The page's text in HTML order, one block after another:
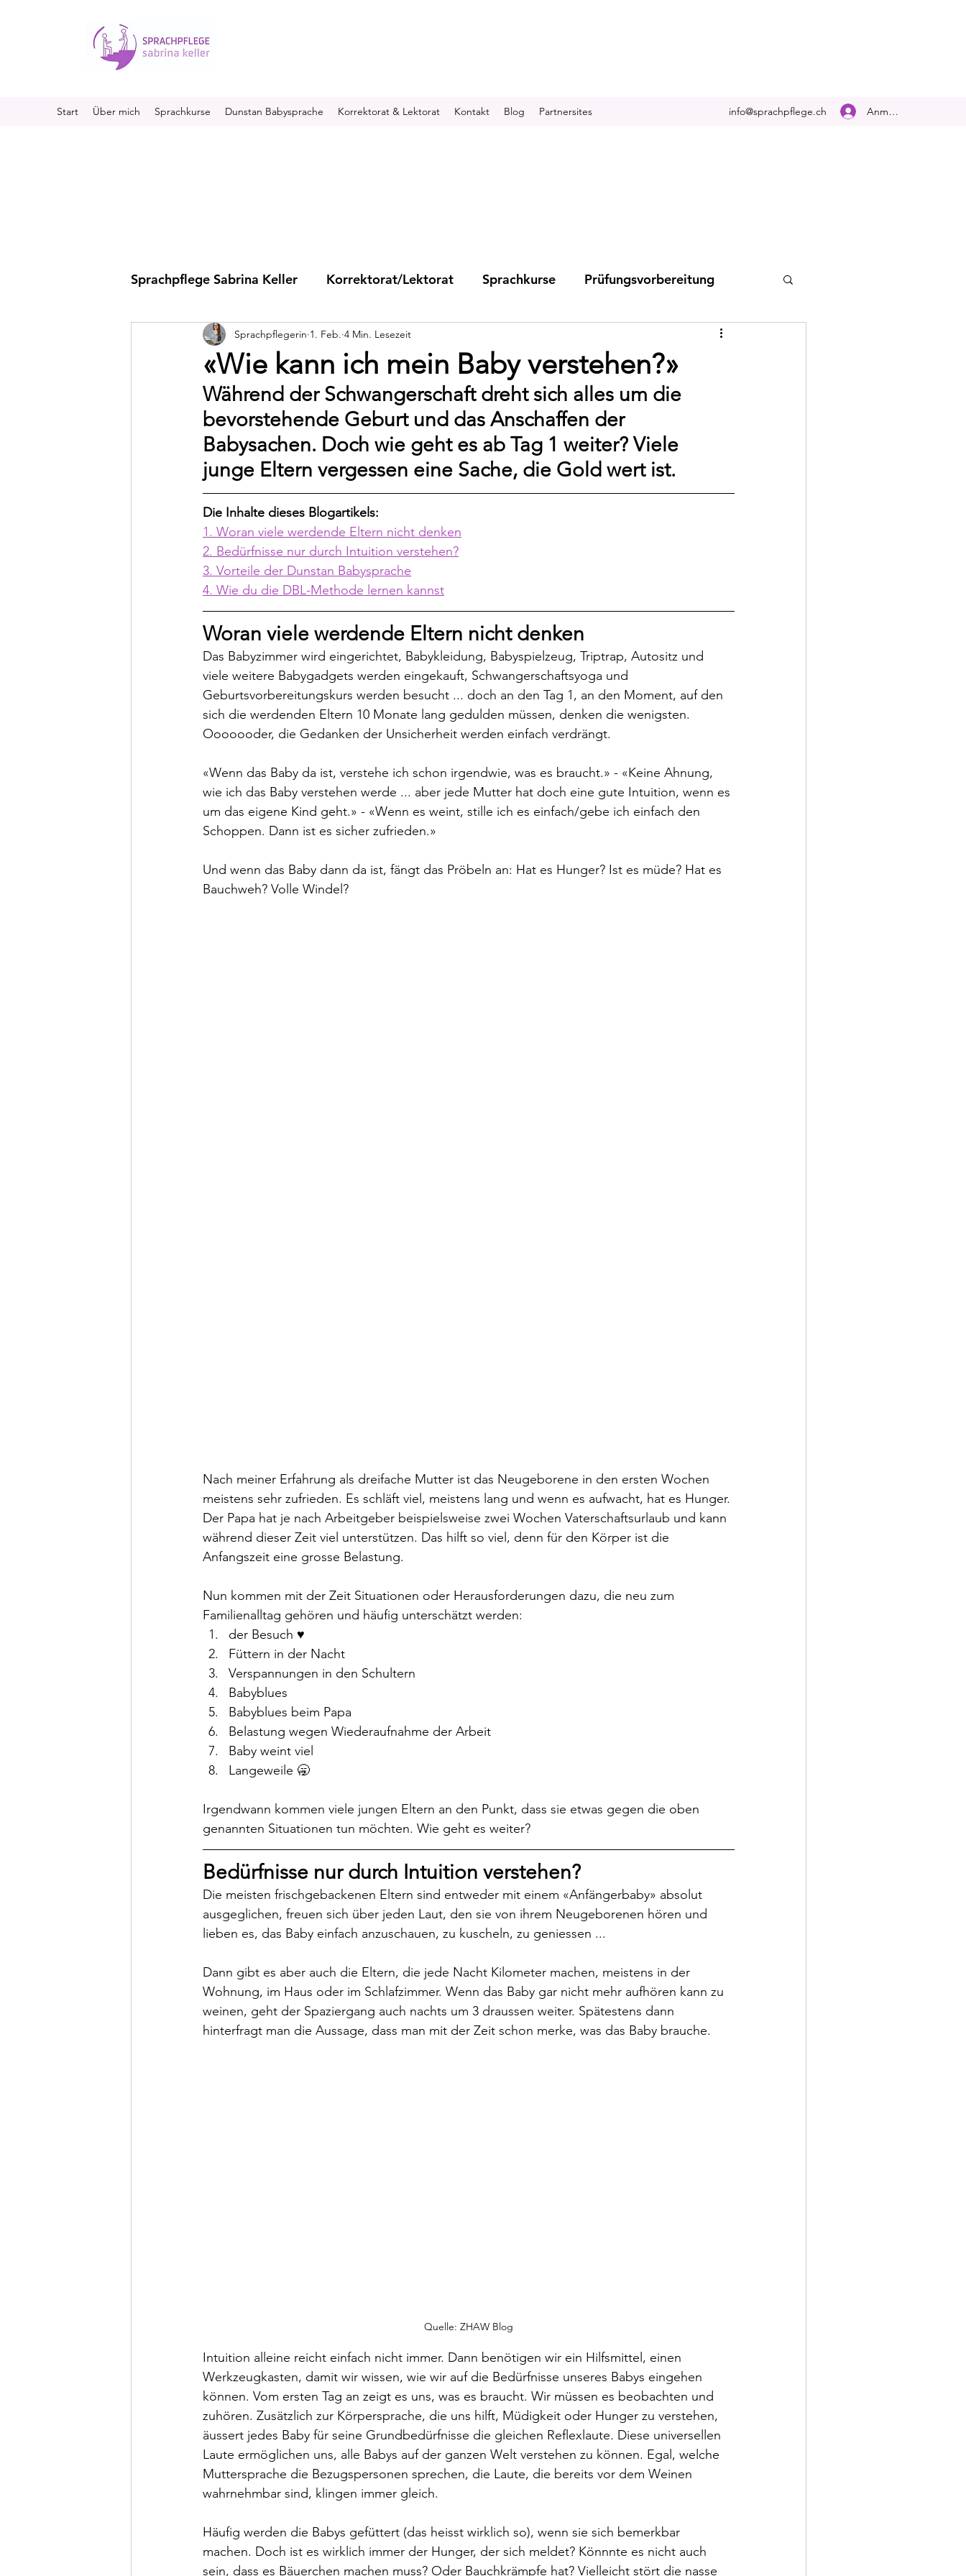
Start Über mich Sprachkurse Dunstan Babysprache Korrektorat & Lektorat Kontakt Blog Partnersites info@sprachpflege.ch Anmelden
Sprachpflege Sabrina Keller Korrektorat/Lektorat Sprachkurse Prüfungsvorbereitung
Dunstan Babysprache Persönliches
«Wie kann ich mein Baby verstehen?»
Sprachpflegerin 1. Feb. 4 Min. Lesezeit
Während der Schwangerschaft dreht sich alles um die
bevorstehende Geburt und das Anschaffen der
Babysachen. Doch wie geht es ab Tag 1 weiter? Viele
junge Eltern vergessen eine Sache, die Gold wert ist.
Die Inhalte dieses Blogartikels:
1. Woran viele werdende Eltern nicht denken
2. Bedürfnisse nur durch Intuition verstehen?
3. Vorteile der Dunstan Babysprache
4. Wie du die DBL-Methode lernen kannst
Woran viele werdende Eltern nicht denken
Das Babyzimmer wird eingerichtet, Babykleidung, Babyspielzeug, Triptrap, Autositz und
viele weitere Babygadgets werden eingekauft, Schwangerschaftsyoga und
Geburtsvorbereitungskurs werden besucht ... doch an den Tag 1, an den Moment, auf den
sich die werdenden Eltern 10 Monate lang gedulden müssen, denken die wenigsten.
Ooooooder, die Gedanken der Unsicherheit werden einfach verdrängt.
«Wenn das Baby da ist, verstehe ich schon irgendwie, was es braucht.» - «Keine Ahnung,
wie ich das Baby verstehen werde ... aber jede Mutter hat doch eine gute Intuition, wenn es
um das eigene Kind geht.» - «Wenn es weint, stille ich es einfach/gebe ich einfach den
Schoppen. Dann ist es sicher zufrieden.»
Und wenn das Baby dann da ist, fängt das Pröbeln an: Hat es Hunger? Ist es müde? Hat es
Bauchweh? Volle Windel?
Nach meiner Erfahrung als dreifache Mutter ist das Neugeborene in den ersten Wochen
meistens sehr zufrieden. Es schläft viel, meistens lang und wenn es aufwacht, hat es Hunger.
Der Papa hat je nach Arbeitgeber beispielsweise zwei Wochen Vaterschaftsurlaub und kann
während dieser Zeit viel unterstützen. Das hilft so viel, denn für den Körper ist die
Anfangszeit eine grosse Belastung.
Nun kommen mit der Zeit Situationen oder Herausforderungen dazu, die neu zum
Familienalltag gehören und häufig unterschätzt werden:
der Besuch ♥️
Füttern in der Nacht
Verspannungen in den Schultern
Babyblues
Babyblues beim Papa
Belastung wegen Wiederaufnahme der Arbeit
Baby weint viel
Langeweile 🥱
Irgendwann kommen viele jungen Eltern an den Punkt, dass sie etwas gegen die oben
genannten Situationen tun möchten. Wie geht es weiter?
Bedürfnisse nur durch Intuition verstehen?
Die meisten frischgebackenen Eltern sind entweder mit einem «Anfängerbaby» absolut
ausgeglichen, freuen sich über jeden Laut, den sie von ihrem Neugeborenen hören und
lieben es, das Baby einfach anzuschauen, zu kuscheln, zu geniessen ...
Dann gibt es aber auch die Eltern, die jede Nacht Kilometer machen, meistens in der
Wohnung, im Haus oder im Schlafzimmer. Wenn das Baby gar nicht mehr aufhören kann zu
weinen, geht der Spaziergang auch nachts um 3 draussen weiter. Spätestens dann
hinterfragt man die Aussage, dass man mit der Zeit schon merke, was das Baby brauche.
Quelle: ZHAW Blog
Intuition alleine reicht einfach nicht immer. Dann benötigen wir ein Hilfsmittel, einen
Werkzeugkasten, damit wir wissen, wie wir auf die Bedürfnisse unseres Babys eingehen
können. Vom ersten Tag an zeigt es uns, was es braucht. Wir müssen es beobachten und
zuhören. Zusätzlich zur Körpersprache, die uns hilft, Müdigkeit oder Hunger zu verstehen,
äussert jedes Baby für seine Grundbedürfnisse die gleichen Reflexlaute. Diese universellen
Laute ermöglichen uns, alle Babys auf der ganzen Welt verstehen zu können. Egal, welche
Muttersprache die Bezugspersonen sprechen, die Laute, die bereits vor dem Weinen
wahrnehmbar sind, klingen immer gleich.
Häufig werden die Babys gefüttert (das heisst wirklich so), wenn sie sich bemerkbar
machen. Doch ist es wirklich immer der Hunger, der sich meldet? Könnnte es nicht auch
sein, dass es Bäuerchen machen muss? Oder Bauchkrämpfe hat? Vielleicht stört die nasse